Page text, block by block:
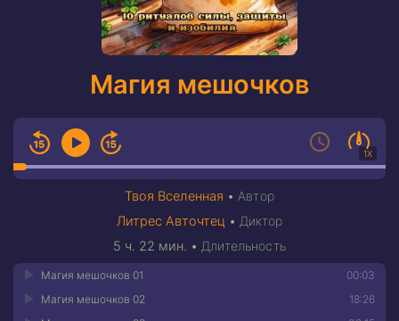
Магия мешочков
1X
Твоя Вселенная • Автор
Литрес Авточтец • Диктор
5 ч. 22 мин. • Длительность
00:03
Магия мешочков 01
18:26
Магия мешочков 02